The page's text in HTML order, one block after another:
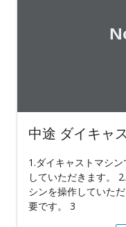
中途 ダイキャ
1.ダイキャストマシ
していただきます。
シンを操作していた
要です。 3